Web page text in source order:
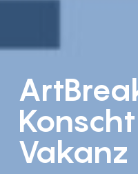
Vakanz